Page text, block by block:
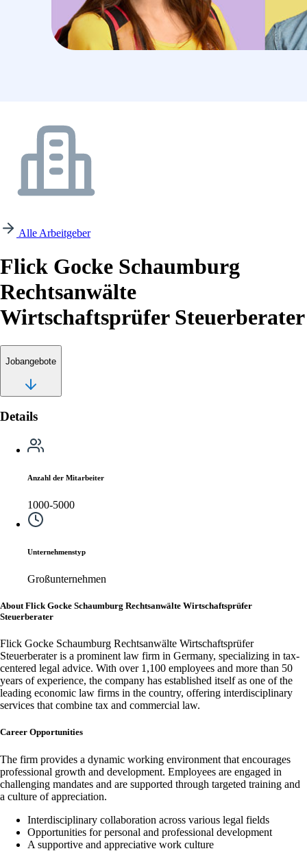
Alle Arbeitgeber
Flick Gocke Schaumburg
Rechtsanwälte
Wirtschaftsprüfer Steuerberater
Jobangebote
Details
Anzahl der Mitarbeiter
1000-5000
Unternehmenstyp
Großunternehmen
About Flick Gocke Schaumburg Rechtsanwälte Wirtschaftsprüfer
Steuerberater
Flick Gocke Schaumburg Rechtsanwälte Wirtschaftsprüfer
Steuerberater is a prominent law firm in Germany, specializing in tax-
centered legal advice. With over 1,100 employees and more than 50
years of experience, the company has established itself as one of the
leading economic law firms in the country, offering interdisciplinary
services that combine tax and commercial law.
Career Opportunities
The firm provides a dynamic working environment that encourages
professional growth and development. Employees are engaged in
challenging mandates and are supported through targeted training and
a culture of appreciation.
Interdisciplinary collaboration across various legal fields
Opportunities for personal and professional development
A supportive and appreciative work culture